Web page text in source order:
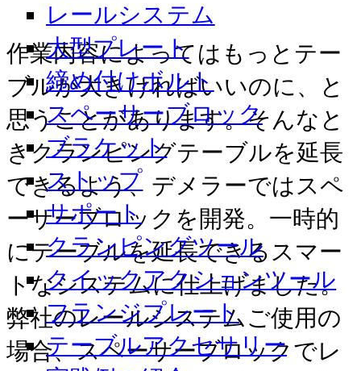
レールシステム
大型プレート
締め付けボルト
スペーサーブロック
ブラケット
ストップ
サポート
クランピングツール
クイックアクションツール
フランジプレート
テーブルアクセサリー
作業内容によってはもっとテー
ブルが大きければいいのに、と
思うことがあります。そんなと
きクランピングテーブルを延長
できるよう、デメラーではスペ
ーサーブロックを開発。一時的
にテーブルを延長できるスマー
トなシステムに仕上げました。
弊社のレールシステムご使用の
場合、スペーサーブロックでレ